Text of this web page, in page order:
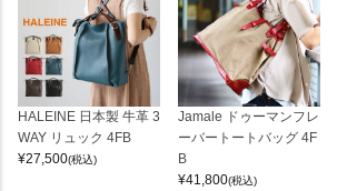
HALEINE 日本製 牛革 3
WAY リュック 4FB
¥27,500(税込)
Jamale ドゥーマンフレ
ーバートートバッグ 4F
B
¥41,800(税込)